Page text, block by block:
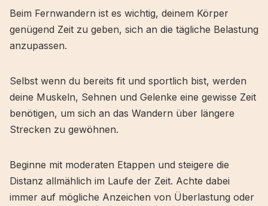
Beim Fernwandern ist es wichtig, deinem Körper
genügend Zeit zu geben, sich an die tägliche Belastung
anzupassen.
Selbst wenn du bereits fit und sportlich bist, werden
deine Muskeln, Sehnen und Gelenke eine gewisse Zeit
benötigen, um sich an das Wandern über längere
Strecken zu gewöhnen.
Beginne mit moderaten Etappen und steigere die
Distanz allmählich im Laufe der Zeit. Achte dabei
immer auf mögliche Anzeichen von Überlastung oder